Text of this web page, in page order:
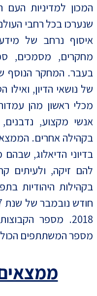
המכון למדיניות העם
שנערכו בכל רחבי
איסוף נרחב של
מחקרים, מסמכים,
בעבר. המחקר הנוסף
של נושאי הדיון,
מכלי ראשון מהן
אנשי מקצוע, נדבנים,
בקהילה אחרים.
בדיוני הדיאלוג, שבהם
להם זיקה, ולעיתים
בקהילות היהודיות
מספר המשתתפים הכולל: